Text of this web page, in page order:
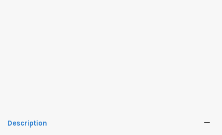
Description